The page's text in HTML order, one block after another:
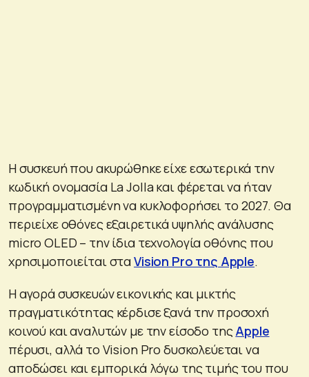
Η συσκευή που ακυρώθηκε είχε εσωτερικά την
κωδική ονομασία La Jolla και φέρεται να ήταν
προγραμματισμένη να κυκλοφορήσει το 2027. Θα
περιείχε οθόνες εξαιρετικά υψηλής ανάλυσης
micro OLED – την ίδια τεχνολογία οθόνης που
χρησιμοποιείται σταVision Pro της Apple.
Η αγορά συσκευών εικονικής και μικτής
πραγματικότητας κέρδισε ξανά την προσοχή
κοινού και αναλυτών με την είσοδο τηςApple
πέρυσι, αλλά το Vision Pro δυσκολεύεται να
αποδώσει και εμπορικά λόγω της τιμής του που